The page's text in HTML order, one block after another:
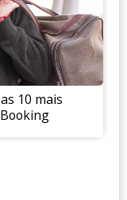
10 mais